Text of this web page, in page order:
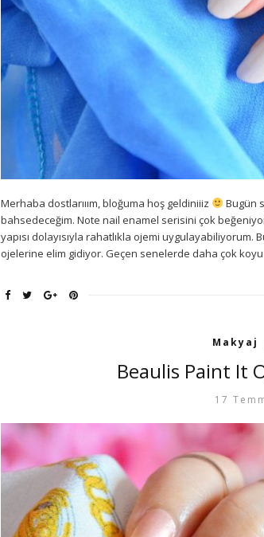
Merhaba dostlarııım, bloğuma hoş geldiniiiz
Bugün
bahsedeceğim. Note nail enamel serisini çok
yapısı dolayısıyla rahatlıkla ojemi
ojelerine elim gidiyor. Geçen senelerde daha çok
Makyaj
Beaulis Paint It
17